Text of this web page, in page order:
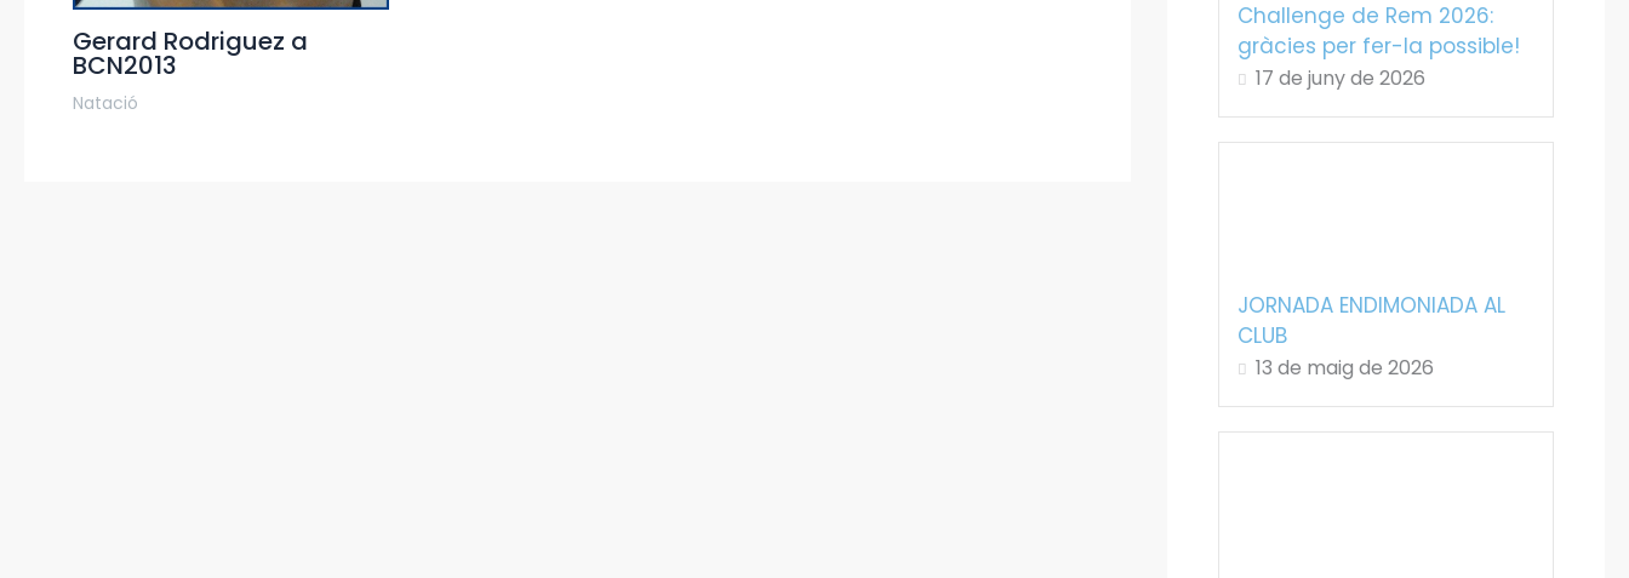
Gerard Rodriguez a
BCN2013
Natació
Challenge de Rem 2026:
gràcies per fer-la possible!
17 de juny de 2026
JORNADA ENDIMONIADA AL
CLUB
13 de maig de 2026